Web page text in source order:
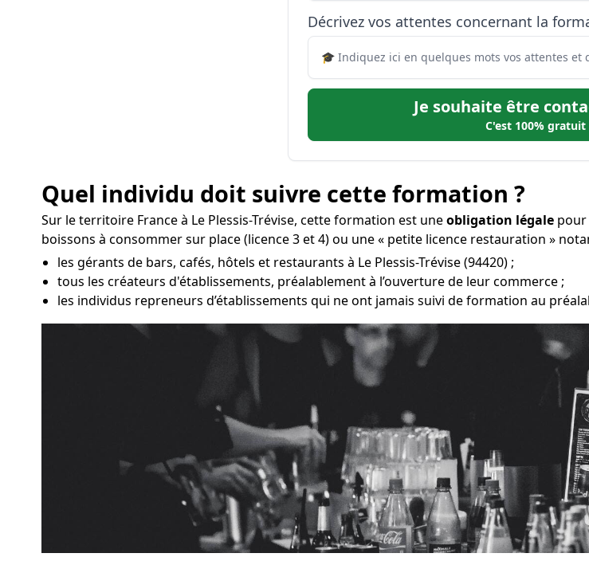
Décrivez vos attentes concernant la
Je souhaite être
C'est 100% gratuit
Quel individu doit suivre cette formation ?
Sur le territoire France à Le Plessis-Trévise, cette formation est uneobligation légale
boissons à consommer sur place (licence 3 et 4) ou une « petite licence restauration »
les gérants de bars, cafés, hôtels et restaurants à Le Plessis-Trévise (94420) ;
tous les créateurs d'établissements, préalablement à l’ouverture de leur commerce ;
les individus repreneurs d’établissements qui ne ont jamais suivi de formation au